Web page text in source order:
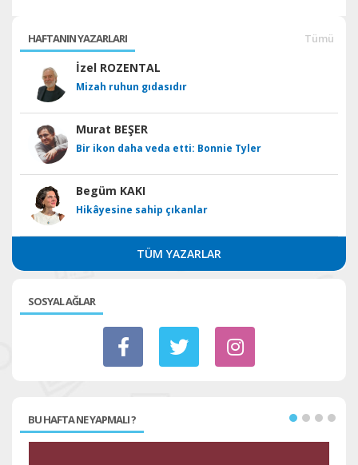
HAFTANIN YAZARLARI Tümü
İzel ROZENTAL
Mizah ruhun gıdasıdır
Murat BEŞER
Bir ikon daha veda etti: Bonnie Tyler
Begüm KAKI
Hikâyesine sahip çıkanlar
TÜM YAZARLAR
SOSYAL AĞLAR
BU HAFTA NE YAPMALI ?